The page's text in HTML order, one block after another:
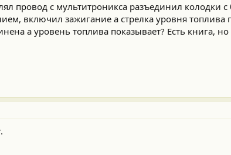
провод с мультитроникса разъединил колодки с
включил зажигание а стрелка уровня топлива
а уровень топлива показывает? Есть книга,